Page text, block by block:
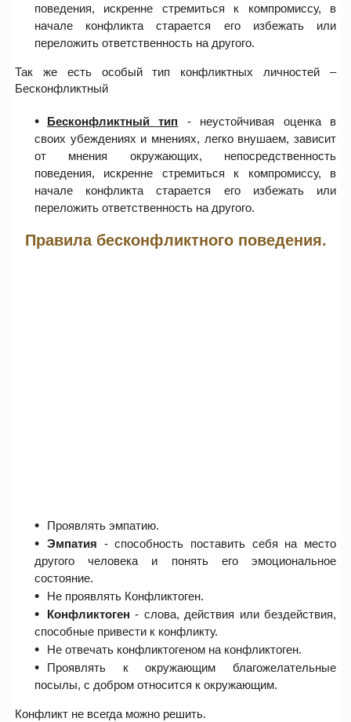
поведения, искренне стремиться к компромиссу, в
начале конфликта старается его избежать или
переложить ответственность на другого.
Так же есть особый тип конфликтных личностей –
Бесконфликтный
Бесконфликтный тип - неустойчивая оценка в
своих убеждениях и мнениях, легко внушаем, зависит
от мнения окружающих, непосредственность
поведения, искренне стремиться к компромиссу, в
начале конфликта старается его избежать или
переложить ответственность на другого.
Правила бесконфликтного поведения.
Проявлять эмпатию.
Эмпатия - способность поставить себя на место
другого человека и понять его эмоциональное
состояние.
Не проявлять Конфликтоген.
Конфликтоген - слова, действия или бездействия,
способные привести к конфликту.
Не отвечать конфликтогеном на конфликтоген.
Проявлять к окружающим благожелательные
посылы, с добром относится к окружающим.
Конфликт не всегда можно решить.